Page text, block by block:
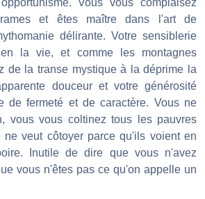
Vous vous complaisez
et êtes maître dans l'art de
délirante. Votre sensiblerie
la vie, et comme les montagnes
de la transe mystique à la déprime la
douceur et votre générosité
de fermeté et de caractère. Vous ne
vous vous coltinez tous les pauvres
ne veut côtoyer parce qu'ils voient en
Inutile de dire que vous n'avez
vous n'êtes pas ce qu'on appelle un